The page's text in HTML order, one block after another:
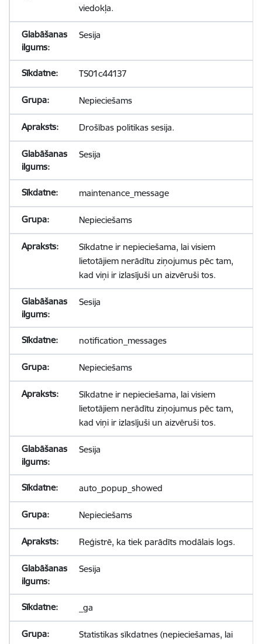
viedokļa.
Sesija
TS01c44137
Nepieciešams
Drošības politikas sesija.
Sesija
maintenance_message
Nepieciešams
Sīkdatne ir nepieciešama, lai visiem
lietotājiem nerādītu ziņojumus pēc tam,
kad viņi ir izlasījuši un aizvēruši tos.
Sesija
notification_messages
Nepieciešams
Sīkdatne ir nepieciešama, lai visiem
lietotājiem nerādītu ziņojumus pēc tam,
kad viņi ir izlasījuši un aizvēruši tos.
Sesija
auto_popup_showed
Nepieciešams
Reģistrē, ka tiek parādīts modālais logs.
Sesija
_ga
Statistikas sīkdatnes (nepieciešamas, lai